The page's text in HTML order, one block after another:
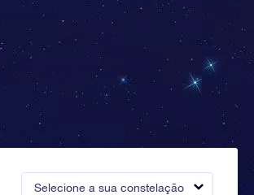
Selecione a sua constelação